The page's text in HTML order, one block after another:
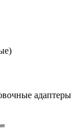
адаптеры